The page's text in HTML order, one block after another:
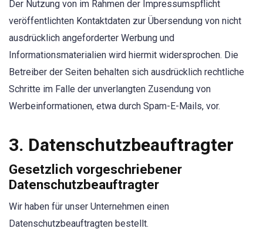
Der Nutzung von im Rahmen der Impressumspflicht
veröffentlichten Kontaktdaten zur Übersendung von nicht
ausdrücklich angeforderter Werbung und
Informationsmaterialien wird hiermit widersprochen. Die
Betreiber der Seiten behalten sich ausdrücklich rechtliche
Schritte im Falle der unverlangten Zusendung von
Werbeinformationen, etwa durch Spam-E-Mails, vor.
3. Datenschutzbeauftragter
Gesetzlich vorgeschriebener
Datenschutzbeauftragter
Wir haben für unser Unternehmen einen
Datenschutzbeauftragten bestellt.